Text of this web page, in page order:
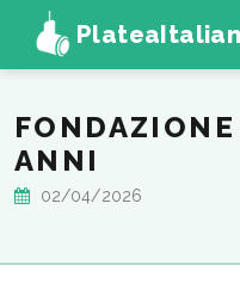
ANNI
02/04/2026